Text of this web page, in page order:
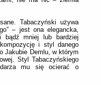
Tabaczyński używa
– jest ona elegancka,
bądź mniej lub bardziej
i styl danego
Jakubie Demlu, w którym
Styl Tabaczyńskiego
mu się ocierać o